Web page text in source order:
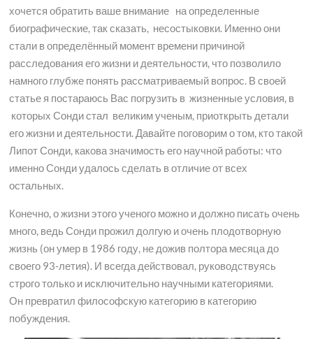
хочется обратить ваше внимание на определенные
биографические, так сказать, несостыковки. Именно они
стали в определённый момент времени причиной
расследования его жизни и деятельности, что позволило
намного глубже понять рассматриваемый вопрос. В своей
статье я постараюсь Вас погрузить в жизненные условия, в
которых Сонди стал великим ученым, приоткрыть детали
его жизни и деятельности. Давайте поговорим о том, кто такой
Липот Сонди, какова значимость его научной работы: что
именно Сонди удалось сделать в отличие от всех
остальных.
Конечно, о жизни этого ученого можно и должно писать очень
много, ведь Сонди прожил долгую и очень плодотворную
жизнь (он умер в 1986 году, не дожив полтора месяца до
своего 93-летия). И всегда действовал, руководствуясь
строго только и исключительно научными категориями.
Он превратил философскую категорию в категорию
побуждения.